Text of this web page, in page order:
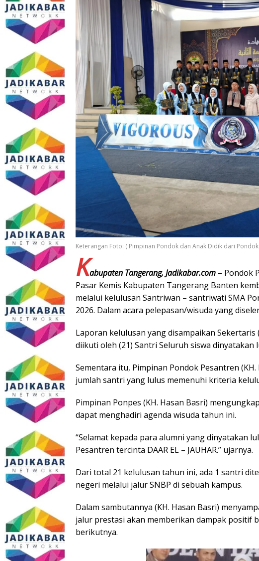
Keterangan Foto: ( Pimpinan Pondok dan Anak Didik dari Pondok
Kabupaten Tangerang, Jadikabar.com – Pondok
Pasar Kemis Kabupaten Tangerang Banten
melalui kelulusan Santriwan – santriwati SMA
2026. Dalam acara pelepasan/wisuda yang
Laporan kelulusan yang disampaikan Sekertaris
diikuti oleh (21) Santri Seluruh siswa dinyatakan
Sementara itu, Pimpinan Pondok Pesantren
jumlah santri yang lulus memenuhi kriteria
Pimpinan Ponpes (KH. Hasan Basri)
dapat menghadiri agenda wisuda tahun ini.
“Selamat kepada para alumni yang dinyatakan
Pesantren tercinta DAAR EL – JAUHAR.” ujarnya.
Dari total 21 kelulusan tahun ini, ada 1 santri
negeri melalui jalur SNBP di sebuah kampus.
Dalam sambutannya (KH. Hasan Basri)
jalur prestasi akan memberikan dampak positif
berikutnya.